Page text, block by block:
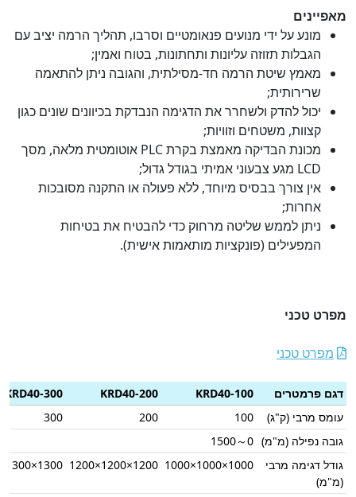
מאפיינים
מונע על ידי מנועים פנאומטיים וסרבו, תהליך הרמה יציב עם
הגבלות תזוזה עליונות ותחתונות, בטוח ואמין;
מאמץ שיטת הרמה חד-מסילתית, והגובה ניתן להתאמה
שרירותית;
יכול להדק ולשחרר את הדגימה הנבדקת בכיוונים שונים כגון
קצוות, משטחים וזוויות;
מכונת הבדיקה מאמצת בקרת PLC אוטומטית מלאה, מסך
LCD מגע צבעוני אמיתי בגודל גדול;
אין צורך בבסיס מיוחד, ללא פעולה או התקנה מסובכות
אחרות;
ניתן לממש שליטה מרחוק כדי להבטיח את בטיחות
המפעילים (פונקציות מותאמות אישית).
מפרט טכני
מפרט טכני
דגם פרמטרים KRD40-100
KRD40-200
KRD40-300
עומס מרבי (ק"ג)
100
200
300
גובה נפילה (מ"מ) 0～1500
גודל דגימה מרבי
(מ"מ)
1000×1000×1000
1200×1200×1200
1300×1300×1300